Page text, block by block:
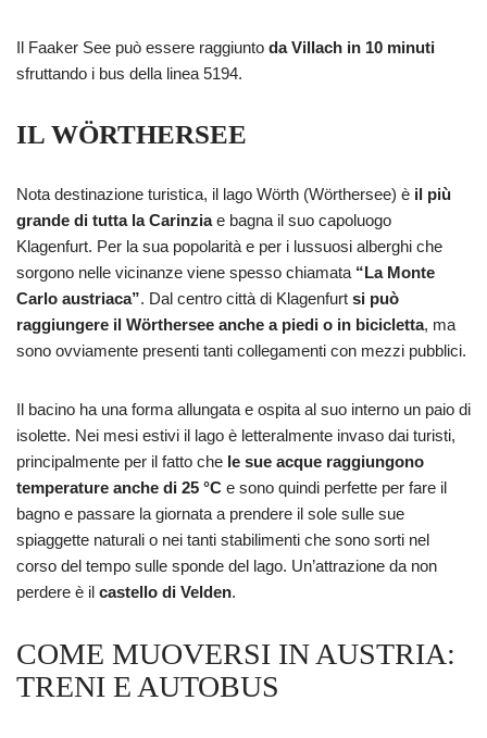
Il Faaker See può essere raggiunto da Villach in 10 minuti
sfruttando i bus della linea 5194.
IL WÖRTHERSEE
Nota destinazione turistica, il lago Wörth (Wörthersee) è il più
grande di tutta la Carinziae bagna il suo capoluogo
Klagenfurt. Per la sua popolarità e per i lussuosi alberghi che
sorgono nelle vicinanze viene spesso chiamata “La Monte
Carlo austriaca”. Dal centro città di Klagenfurt si può
raggiungere il Wörthersee anche a piedi o in bicicletta, ma
sono ovviamente presenti tanti collegamenti con mezzi pubblici.
Il bacino ha una forma allungata e ospita al suo interno un paio di
isolette. Nei mesi estivi il lago è letteralmente invaso dai turisti,
principalmente per il fatto che le sue acque raggiungono
temperature anche di 25 °C e sono quindi perfette per fare il
bagno e passare la giornata a prendere il sole sulle sue
spiaggette naturali o nei tanti stabilimenti che sono sorti nel
corso del tempo sulle sponde del lago. Un’attrazione da non
perdere è il castello di Velden.
COME MUOVERSI IN AUSTRIA:
TRENI E AUTOBUS